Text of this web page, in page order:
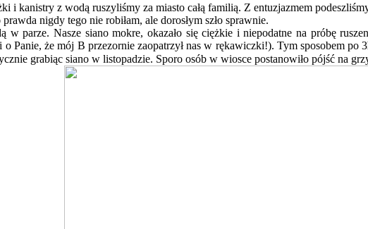
i kanistry z wodą ruszyliśmy za miasto całą familią. Z entuzjazmem
nigdy tego nie robiłam, ale dorosłym szło sprawnie.
w parze. Nasze siano mokre, okazało się ciężkie i niepodatne na próbę
Panie, że mój B przezornie zaopatrzył nas w rękawiczki!). Tym sposobem po
grabiąc siano w listopadzie. Sporo osób w wiosce postanowiło pójść na